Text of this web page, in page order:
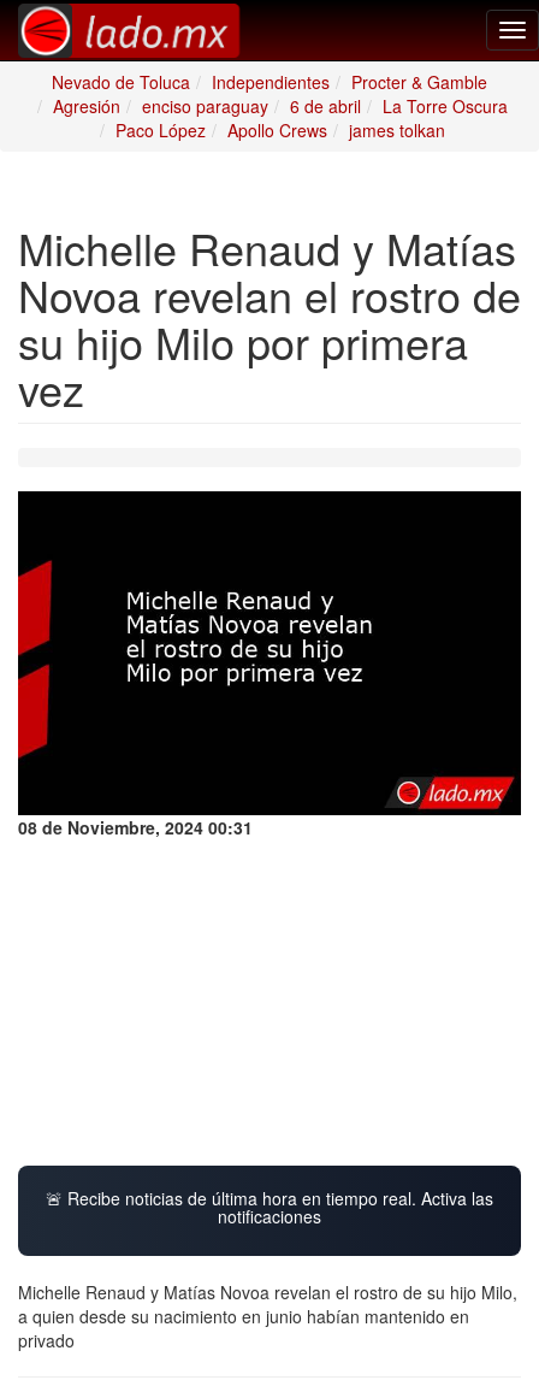
Nevado de Toluca
Independientes
Procter & Gamble
Agresión
enciso paraguay 6 de abril
La Torre Oscura
Paco López
Apollo Crews james tolkan
Michelle Renaud y Matías
Novoa revelan el rostro de
su hijo Milo por primera
vez
08 de Noviembre, 2024 00:31
🚨 Recibe noticias de última hora en tiempo real. Activa las
notificaciones
Michelle Renaud y Matías Novoa revelan el rostro de su hijo Milo,
a quien desde su nacimiento en junio habían mantenido en
privado